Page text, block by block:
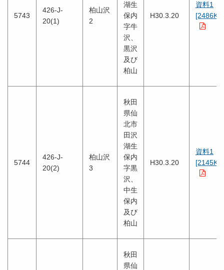
5743
426-J-
20(1)
柏山沢
2
湖生
保内
字牛
沢、
黒沢
及び
柏山
H30.3.20
資料1
[2486KB]
5744
426-J-
20(2)
柏山沢
3
秋田
県仙
北市
田沢
湖生
保内
字黒
沢、
中生
保内
及び
柏山
H30.3.20
資料1
[2145KB]
秋田
県仙